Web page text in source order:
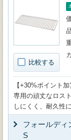
比較する
【+30%ポイント
専用の頑丈なロス
しにくく、耐久性
フォールディ
S